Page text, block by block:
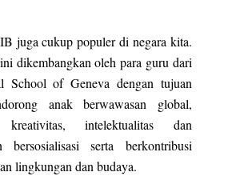
juga cukup populer di negara kita.
dikembangkan oleh para guru dari
School of Geneva dengan tujuan
anak berwawasan global,
kreativitas, intelektualitas dan
bersosialisasi serta berkontribusi
lingkungan dan budaya.